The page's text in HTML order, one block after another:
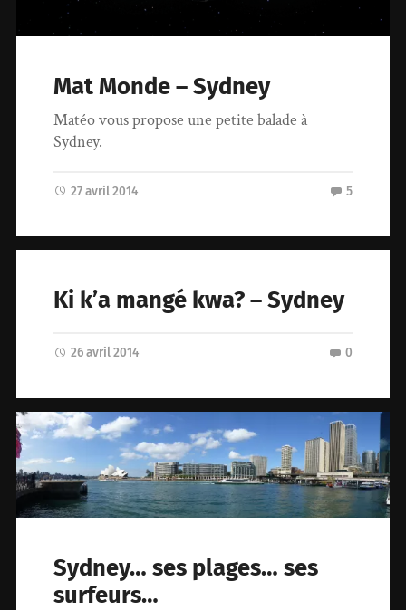
Mat Monde – Sydney
Matéo vous propose une petite balade à
Sydney.
27 avril 2014 5
Ki k’a mangé kwa? – Sydney
26 avril 2014 0
Sydney… ses plages… ses
surfeurs…